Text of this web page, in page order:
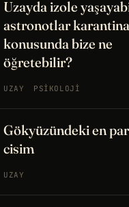
Uzayda izole
astronotlar karantina
konusunda bize ne
öğretebilir?
UZAY PSIKOLOJI
Gökyüzündeki en
cisim
UZAY